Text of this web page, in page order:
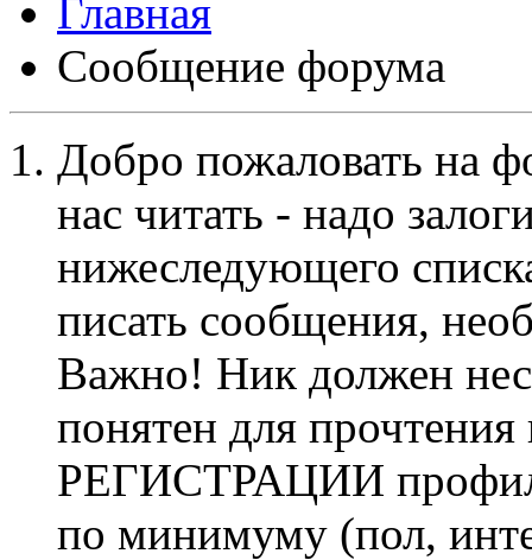
Сообщение форума
Добро пожаловать на
нас читать - надо
нижеследующего
писать сообщения,
Важно! Ник должен
понятен для
РЕГИСТРАЦИИ профиль
по минимуму (пол,